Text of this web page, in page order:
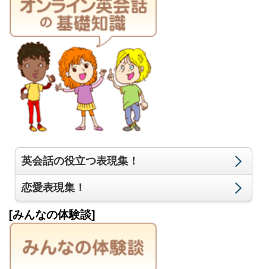
英会話の役立つ表現集！
恋愛表現集！
[みんなの体験談]